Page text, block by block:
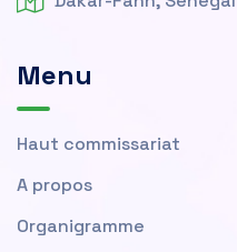
Menu
Haut commissariat
A propos
Organigramme